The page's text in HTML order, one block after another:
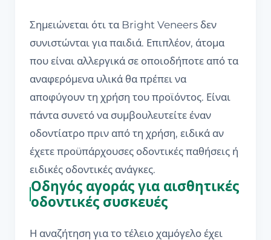
Σημειώνεται ότι τα Bright Veneers δεν
συνιστώνται για παιδιά. Επιπλέον, άτομα
που είναι αλλεργικά σε οποιοδήποτε από τα
αναφερόμενα υλικά θα πρέπει να
αποφύγουν τη χρήση του προϊόντος. Είναι
πάντα συνετό να συμβουλευτείτε έναν
οδοντίατρο πριν από τη χρήση, ειδικά αν
έχετε προϋπάρχουσες οδοντικές παθήσεις ή
ειδικές οδοντικές ανάγκες.
Οδηγός αγοράς για αισθητικές
οδοντικές συσκευές
Η αναζήτηση για το τέλειο χαμόγελο έχει